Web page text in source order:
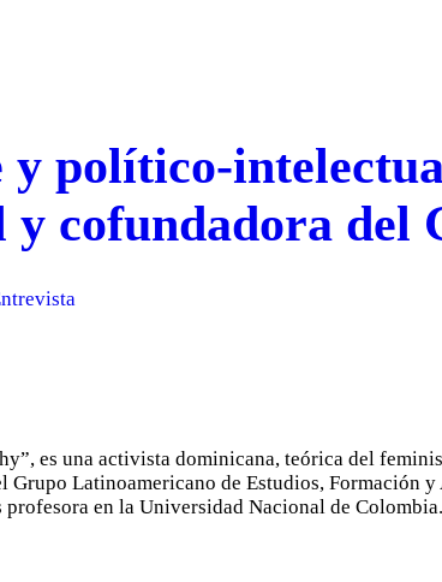
político-
y cofundadora del
es una activista dominicana, teórica del
Grupo Latinoamericano de Estudios, Formación
profesora en la Universidad Nacional de